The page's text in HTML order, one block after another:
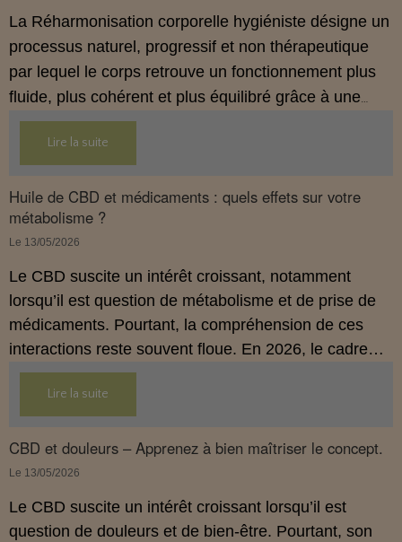
La Réharmonisation corporelle hygiéniste désigne un
processus naturel, progressif et non thérapeutique
par lequel le corps retrouve un fonctionnement plus
fluide, plus cohérent et plus équilibré grâce à une
hygiène de vie adaptée.
Lire la suite
Huile de CBD et médicaments : quels effets sur votre
métabolisme ?
Le 13/05/2026
Le CBD suscite un intérêt croissant, notamment
lorsqu’il est question de métabolisme et de prise de
médicaments. Pourtant, la compréhension de ces
interactions reste souvent floue. En 2026, le cadre
légal français impose des règles strictes : seuls les
usages externes du CBD sont autorisés. Cet article
propose une mise au point claire et accessible pour
comprendre comment le CBD s’inscrit dans une
démarche de prévention, sans ingestion et sans
Lire la suite
CBD et douleurs – Apprenez à bien maîtriser le concept.
Le 13/05/2026
Le CBD suscite un intérêt croissant lorsqu’il est
question de douleurs et de bien‑être. Pourtant, son